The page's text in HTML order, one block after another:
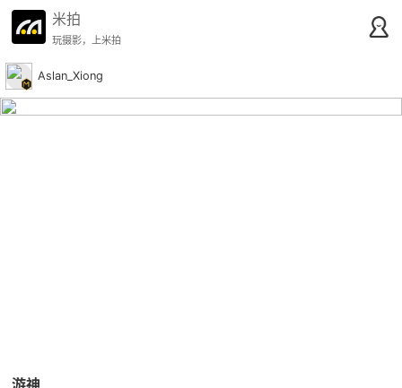
米拍
玩摄影，上米拍
Aslan_Xiong
游神